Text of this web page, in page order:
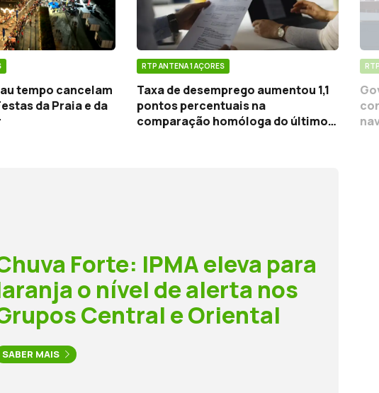
tempo cancelam
RTP ANTENA 1 AÇORES
Taxa de desemprego aumentou 1,1
pontos percentuais na
comparação homóloga do último
Forte: IPMA eleva para
o nível de alerta nos
Central e Oriental
SABER MAIS